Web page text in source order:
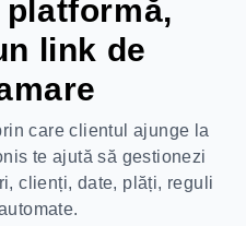
link de
care clientul ajunge la
te ajută să gestionezi
clienți, date, plăți, reguli